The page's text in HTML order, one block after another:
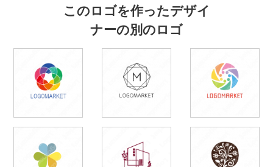
このロゴを作ったデザイ
ナーの別のロゴ